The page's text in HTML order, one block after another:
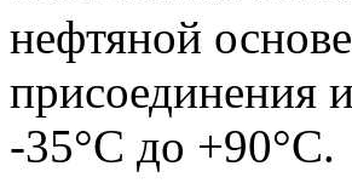
нефтяной
присоединения
-35°С до +90°С.